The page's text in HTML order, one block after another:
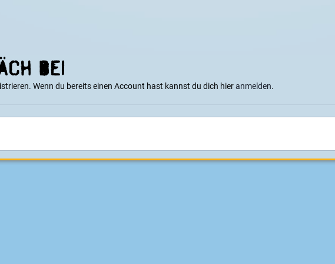
bei
Wenn du bereits einen Account hast kannst du dich hieranmelden.